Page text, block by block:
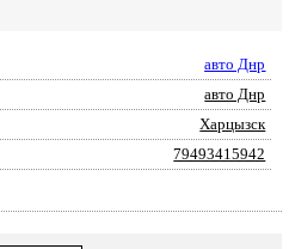
авто Днр
авто Днр
Харцызск
79493415942